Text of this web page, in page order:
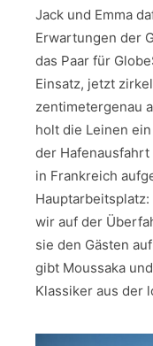
Jack und Emma
Erwartungen der
das Paar für
Einsatz, jetzt
zentimetergenau
holt die Leinen
der
in Frankreich
wir auf der
sie den Gästen
gibt Moussaka
Klassiker aus der